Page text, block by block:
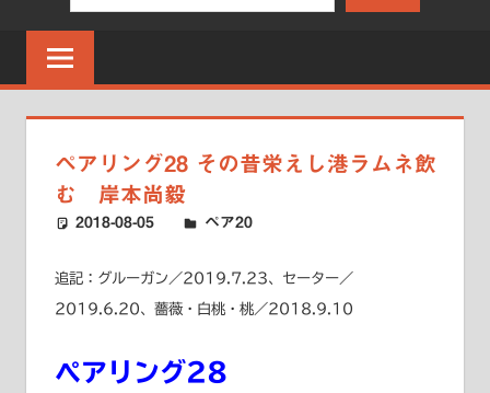
プ
ペアリング28 その昔栄えし港ラムネ飲
む 岸本尚毅
2018-08-05 ハードエッジ
ペア20
追記：グルーガン／2019.7.23、セーター／
2019.6.20、薔薇・白桃・桃／2018.9.10
ペアリング28